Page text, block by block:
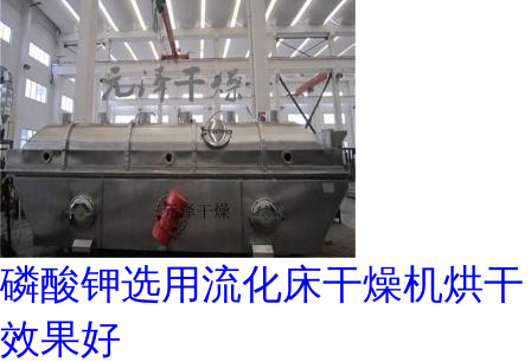
磷酸钾选用流化床干燥机烘干
效果好